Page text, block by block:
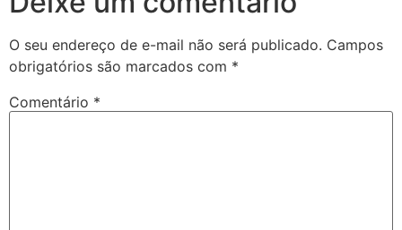
O seu endereço de e-mail não será publicado. Campos
obrigatórios são marcados com *
Comentário *